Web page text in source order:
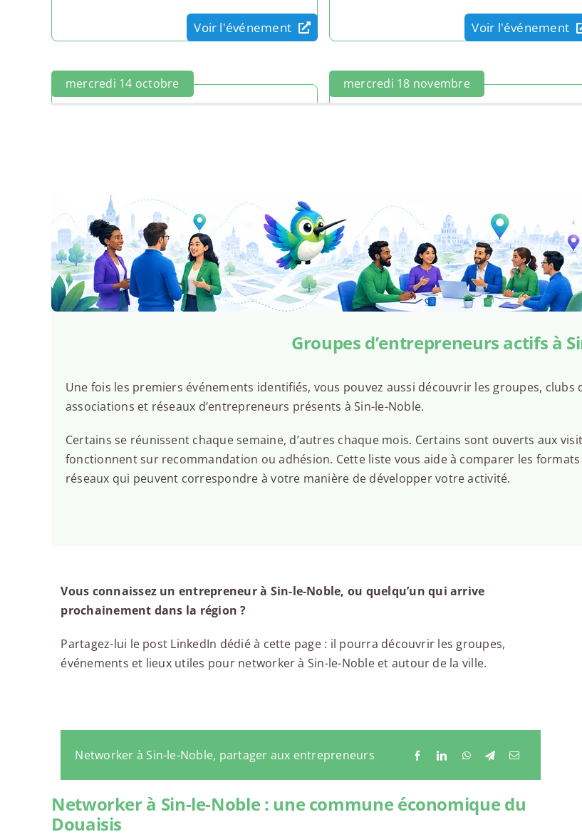
Voir l'événement Voir l'événement
mercredi 14 octobre
mercredi 18 novembre
mercredi 16 décembre
AFTERWORK 59 - DOUAI
Isabelle WIBAULT
De 19h00 à 21h00
Groupes d’entrepreneurs actifs à
Une fois les premiers événements identifiés, vous pouvez aussi découvrir les groupes, clubs
associations et réseaux d’entrepreneurs présents à Sin-le-Noble.
Certains se réunissent chaque semaine, d’autres chaque mois. Certains sont ouverts aux
fonctionnent sur recommandation ou adhésion. Cette liste vous aide à comparer les
réseaux qui peuvent correspondre à votre manière de développer votre activité.
Vous connaissez un entrepreneur à Sin-le-Noble, ou quelqu’un qui arrive
prochainement dans la région ?
Partagez-lui le post LinkedIn dédié à cette page : il pourra découvrir les groupes,
événements et lieux utiles pour networker à Sin-le-Noble et autour de la ville.
Networker à Sin-le-Noble, partager aux entrepreneurs
Networker à Sin-le-Noble : une commune économique du
Douaisis